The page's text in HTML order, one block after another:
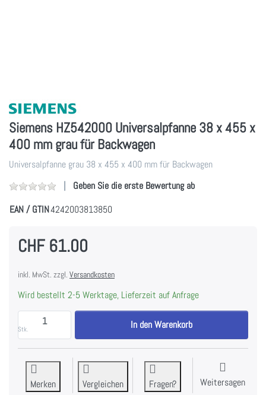
Siemens HZ542000 Universalpfanne 38 x 455 x
400 mm grau für Backwagen
Universalpfanne grau 38 x 455 x 400 mm für Backwagen
Geben Sie die erste Bewertung ab
EAN / GTIN4242003813850
CHF 61.00
inkl. MwSt. zzgl. Versandkosten
Wird bestellt 2-5 Werktage, Lieferzeit auf Anfrage
Stk.
Siemens HZ542000 Universalpfanne 38 x 455 x
In den Warenkorb
Merken Vergleichen Fragen? Weitersagen